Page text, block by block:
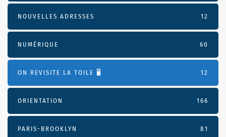
NOUVELLES ADRESSES 12
NUMÉRIQUE 60
ON REVISITE LA TOILE 🖥️ 12
ORIENTATION 166
PARIS-BROOKLYN 81